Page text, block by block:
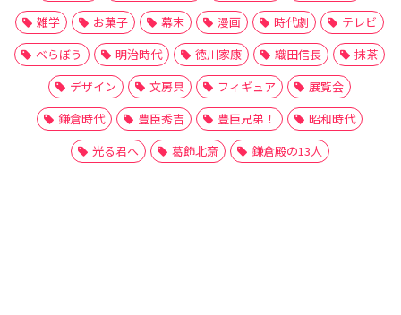
雑学
お菓子 幕末 漫画 時代劇
テレビ
べらぼう
明治時代 徳川家康 織田信長
抹茶
デザイン
文房具 フィギュア
展覧会
鎌倉時代
豊臣秀吉 豊臣兄弟！
昭和時代
光る君へ
葛飾北斎 鎌倉殿の13人